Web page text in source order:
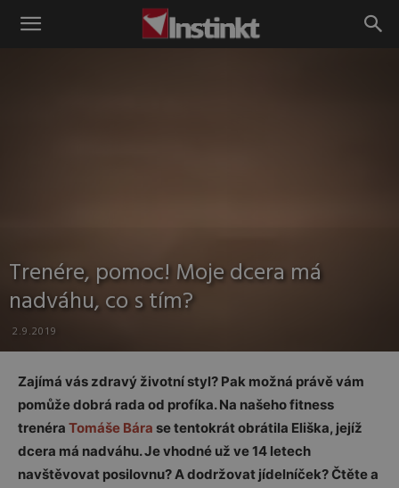
Instinkt
Trenére, pomoc! Moje dcera má
nadváhu, co s tím?
2.9.2019
Zajímá vás zdravý životní styl? Pak možná právě vám
pomůže dobrá rada od profíka. Na našeho fitness
trenéra Tomáše Bára se tentokrát obrátila Eliška, jejíž
dcera má nadváhu. Je vhodné už ve 14 letech
navštěvovat posilovnu? A dodržovat jídelníček? Čtěte a